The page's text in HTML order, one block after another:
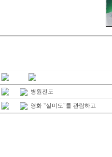
병원전도
영화 "실미도"를 관람하고